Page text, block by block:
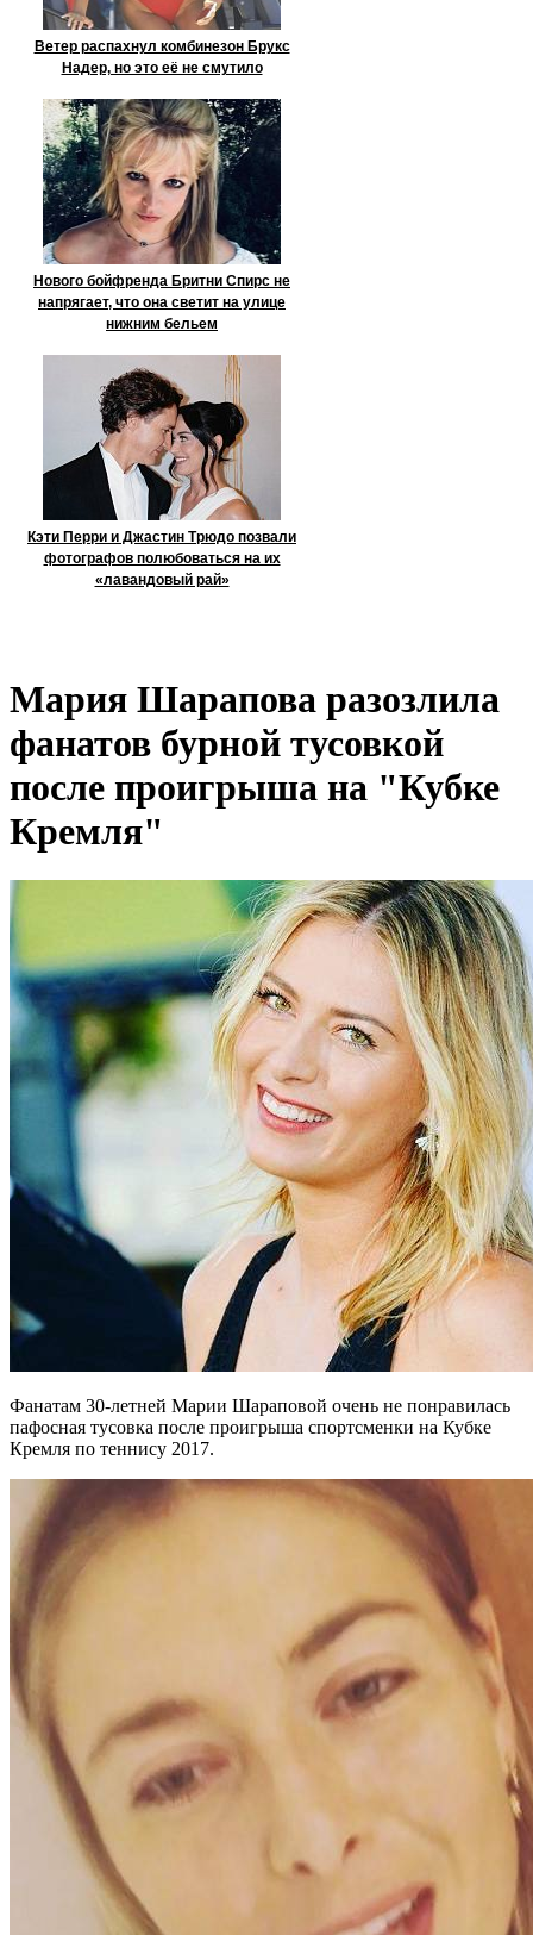
Ветер распахнул комбинезон Брукс
Надер, но это её не смутило
Нового бойфренда Бритни Спирс не
напрягает, что она светит на улице
нижним бельем
Кэти Перри и Джастин Трюдо позвали
фотографов полюбоваться на их
«лавандовый рай»
Мария Шарапова разозлила
фанатов бурной тусовкой
после проигрыша на "Кубке
Кремля"
Фанатам 30-летней Марии Шараповой очень не понравилась
пафосная тусовка после проигрыша спортсменки на Кубке
Кремля по теннису 2017.